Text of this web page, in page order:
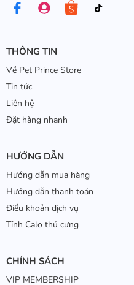
THÔNG TIN
Về Pet Prince Store
Tin tức
Liên hệ
Đặt hàng nhanh
HƯỚNG DẪN
Hướng dẫn mua hàng
Hướng dẫn thanh toán
Điều khoản dịch vụ
Tính Calo thú cưng
CHÍNH SÁCH
VIP MEMBERSHIP